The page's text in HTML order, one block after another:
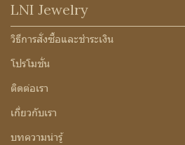
LNI Jewelry
วิธีการสั่งซื้อและชำระเงิน
โปรโมชั่น
ติดต่อเรา
เกี่ยวกับเรา
บทความน่ารู้